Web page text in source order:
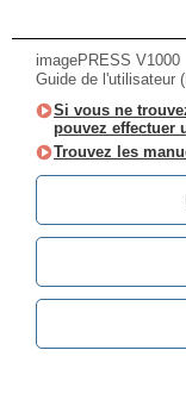
imagePRESS V1000
Guide de l'utilisateur
Si vous ne
pouvez effectuer
Trouvez les